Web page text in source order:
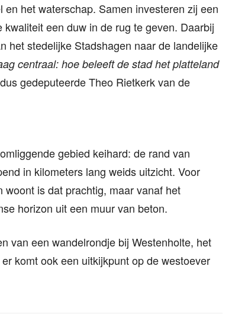
het waterschap. Samen investeren zij een
een duw in de rug te geven. Daarbij
het stedelijke Stadshagen naar de landelijke
centraal: hoe beleeft de stad het platteland
gedeputeerde Theo Rietkerk van de
gebied keihard: de rand van
in kilometers lang weids uitzicht. Voor
is dat prachtig, maar vanaf het
horizon uit een muur van beton.
van een wandelrondje bij Westenholte, het
komt ook een uitkijkpunt op de westoever